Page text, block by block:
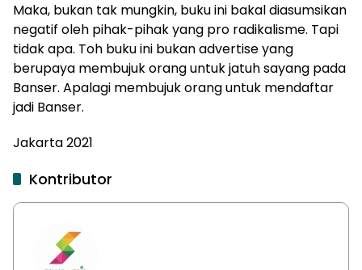
Maka, bukan tak mungkin, buku ini bakal diasumsikan
negatif oleh pihak-pihak yang pro radikalisme. Tapi
tidak apa. Toh buku ini bukan advertise yang
berupaya membujuk orang untuk jatuh sayang pada
Banser. Apalagi membujuk orang untuk mendaftar
jadi Banser.
Jakarta 2021
Kontributor